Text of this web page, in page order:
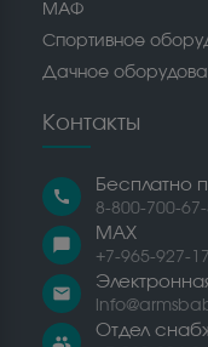
МАФ
Спортивное
Дачное
Контакты
call
Бесплатно
8-800-700-
chat_bubble
MAX
+7-965-927-
email
people
Отдел